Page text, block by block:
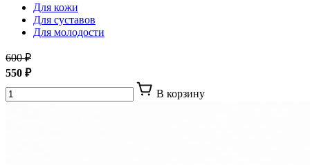
Для кожи
Для суставов
Для молодости
600 ₽
550 ₽
В корзину